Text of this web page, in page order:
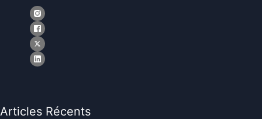
Articles Récents